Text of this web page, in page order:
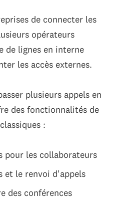
de connecter les
opérateurs
de lignes en interne
les accès externes.
plusieurs appels en
des fonctionnalités de
:
pour les collaborateurs
et le renvoi d'appels
des conférences